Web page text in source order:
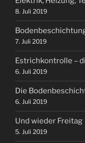
8. Juli 2019
7. Juli 2019
Estrichkontrolle –
6. Juli 2019
Die
6. Juli 2019
Und wieder Freitag
5. Juli 2019